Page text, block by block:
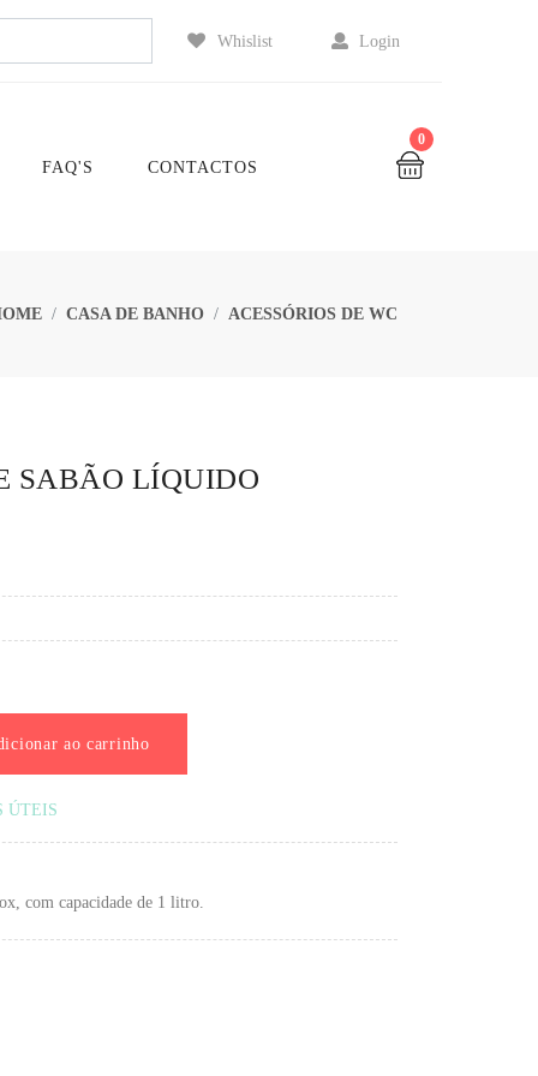
Whislist Login
FAQ'S CONTACTOS
0
CASA DE BANHO ACESSÓRIOS DE WC
SABÃO LÍQUIDO
ao carrinho
ÚTEIS
com capacidade de 1 litro.